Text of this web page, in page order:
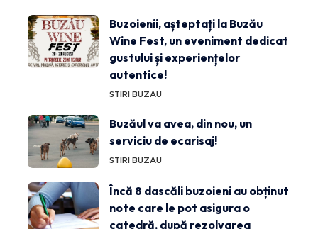
Buzoienii, așteptați la Buzău
Wine Fest, un eveniment dedicat
gustului și experiențelor
autentice!
STIRI BUZAU
Buzăul va avea, din nou, un
serviciu de ecarisaj!
STIRI BUZAU
Încă 8 dascăli buzoieni au obținut
note care le pot asigura o
catedră, după rezolvarea